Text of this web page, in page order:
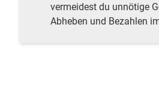
vermeidest du unnötige
Abheben und Bezahlen